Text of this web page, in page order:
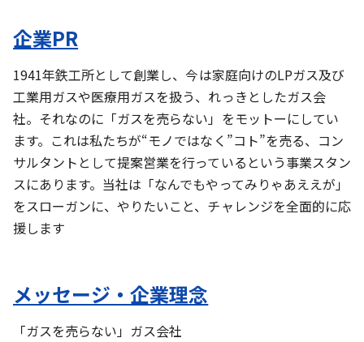
企業PR
1941年鉄工所として創業し、今は家庭向けのLPガス及び
工業用ガスや医療用ガスを扱う、れっきとしたガス会
社。それなのに「ガスを売らない」をモットーにしてい
ます。これは私たちが“モノではなく”コト”を売る、コン
サルタントとして提案営業を行っているという事業スタン
スにあります。当社は「なんでもやってみりゃあええが」
をスローガンに、やりたいこと、チャレンジを全面的に応
援します
メッセージ・企業理念
「ガスを売らない」ガス会社